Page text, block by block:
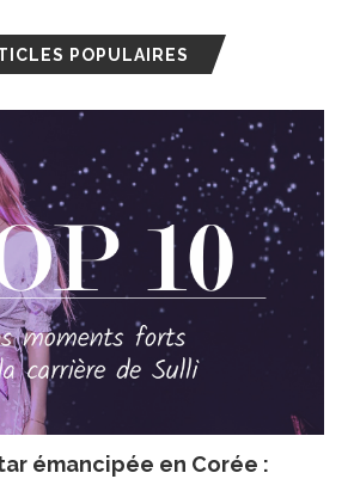
POPULAIRES
émancipée en Corée :